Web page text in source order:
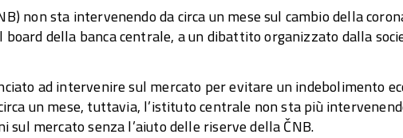
non sta intervenendo da circa un mese sul cambio della
board della banca centrale, a un dibattito organizzato dalla
ad intervenire sul mercato per evitare un indebolimento
un mese, tuttavia, l’istituto centrale non sta più
sul mercato senza l’aiuto delle riserve della ČNB.